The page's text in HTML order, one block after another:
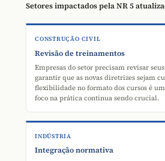
Setores impactados pela NR 5
CONSTRUÇÃO CIVIL
Revisão de treinamentos
Empresas do setor precisam revisar
garantir que as novas diretrizes sejam
flexibilidade no formato dos cursos é
foco na prática continua sendo crucial.
INDÚSTRIA
Integração normativa